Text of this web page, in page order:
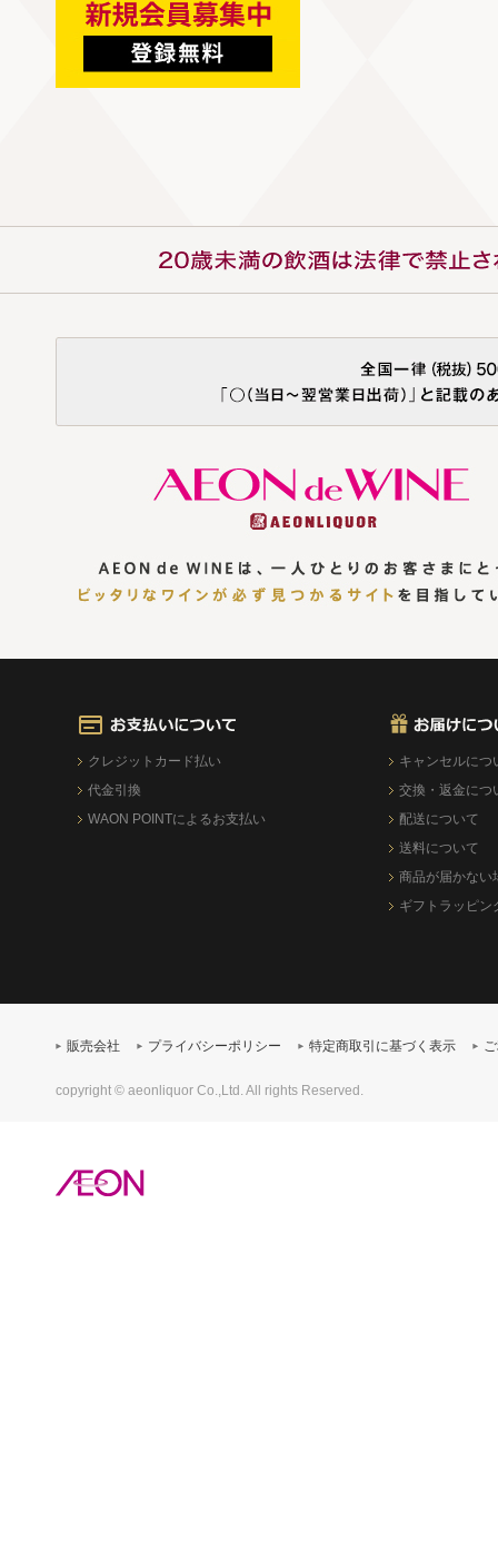
クレジットカード払い
代金引換
WAON POINTによるお支払い
キャンセルにつ
交換・返金につ
配送について
送料について
商品が届かない
ギフトラッピン
販売会社 プライバシーポリシー 特定商取引に基づく表示
copyright © aeonliquor Co.,Ltd. All rights Reserved.